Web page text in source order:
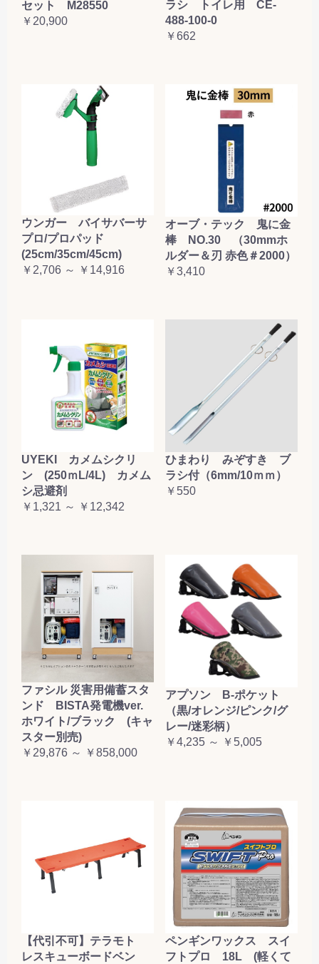
セット M28550
￥20,900
ラシ トイレ用 CE-
488-100-0
￥662
ウンガー バイサバーサ
プロ/プロパッド
(25cm/35cm/45cm)
￥2,706 ～ ￥14,916
オーブ・テック 鬼に金
棒 NO.30 （30mmホ
ルダー＆刃 赤色＃2000）
￥3,410
UYEKI カメムシクリ
ン (250ｍL/4L) カメム
シ忌避剤
￥1,321 ～ ￥12,342
ひまわり みぞすき ブ
ラシ付（6mm/10ｍｍ）
￥550
ファシル 災害用備蓄スタ
ンド BISTA発電機ver.
ホワイト/ブラック (キャ
スター別売)
￥29,876 ～ ￥858,000
アプソン B-ポケット
（黒/オレンジ/ピンク/グ
レー/迷彩柄）
￥4,235 ～ ￥5,005
【代引不可】テラモト
レスキューボードベン
ペンギンワックス スイ
フトプロ 18L (軽くて